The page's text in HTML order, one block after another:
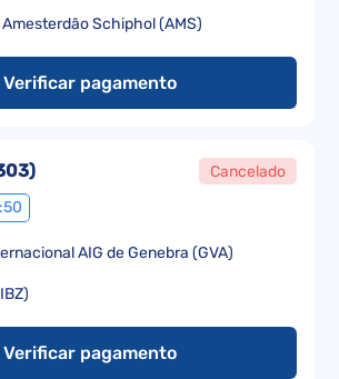
Schiphol (AMS)
Verificar pagamento
) Cancelado
AIG de Genebra (GVA)
Verificar pagamento